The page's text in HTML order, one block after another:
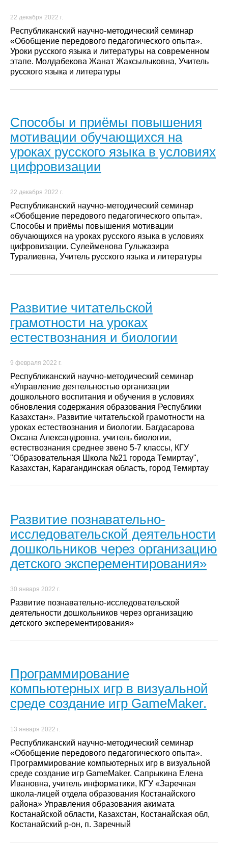
22 декабря 2022 г.
Республиканский научно-методический семинар
«Обобщение передового педагогического опыта».
Уроки русского языка и литературы на современном
этапе. Молдабекова Жанат Жаксылыковна, Учитель
русского языка и литературы
Способы и приёмы повышения
мотивации обучающихся на
уроках русского языка в условиях
цифровизации
22 декабря 2022 г.
Республиканский научно-методический семинар
«Обобщение передового педагогического опыта».
Способы и приёмы повышения мотивации
обучающихся на уроках русского языка в условиях
цифровизации. Сулейменова Гульжазира
Туралиевна, Учитель русского языка и литературы
Развитие читательской
грамотности на уроках
естествознания и биологии
9 февраля 2022 г.
Республиканский научно-методический семинар
«Управление деятельностью организации
дошкольного воспитания и обучения в условиях
обновления содержания образования Республики
Казахстан». Развитие читательской грамотности на
уроках естествознания и биологии. Багдасарова
Оксана Александровна, учитель биологии,
естествознания среднее звено 5-7 классы, КГУ
"Образовательная Школа №21 города Темиртау",
Казахстан, Карагандинская область, город Темиртау
Развитие познавательно-
исследовательской деятельности
дошкольников через организацию
детского эксперементирования»
30 января 2022 г.
Развитие познавательно-исследовательской
деятельности дошкольников через организацию
детского эксперементирования»
Программирование
компьютерных игр в визуальной
среде создание игр GameMaker.
13 января 2022 г.
Республиканский научно-методический семинар
«Обобщение передового педагогического опыта».
Программирование компьютерных игр в визуальной
среде создание игр GameMaker. Сапрыкина Елена
Ивановна, учитель информатики, КГУ «Заречная
школа-лицей отдела образования Костанайского
района» Управления образования акимата
Костанайской области, Казахстан, Костанайская обл,
Костанайский р-он, п. Заречный